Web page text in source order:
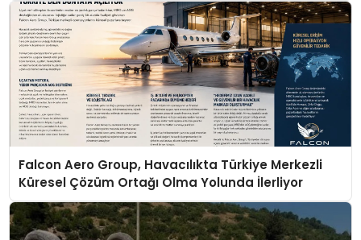
Falcon Aero Group, Havacılıkta Türkiye Merkezli
Küresel Çözüm Ortağı Olma Yolunda İlerliyor